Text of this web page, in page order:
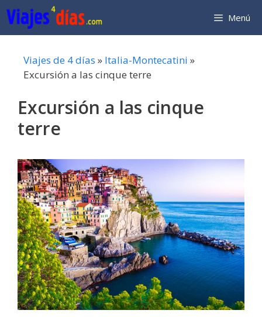
Saltar
al
contenido
Menú
Viajes de 4 días » Italia-Montecatini »
Excursión a las cinque terre
Excursión a las cinque
terre